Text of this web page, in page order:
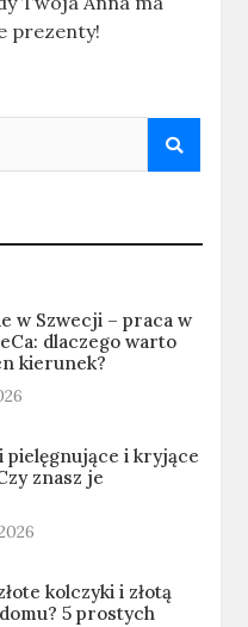
prezenty!
w Szwecji – praca w
dlaczego warto
kierunek?
pielęgnujące i kryjące
znasz je
kolczyki i złotą
5 prostych